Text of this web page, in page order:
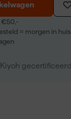
€50,-
= morgen in huis
gecertificeerd